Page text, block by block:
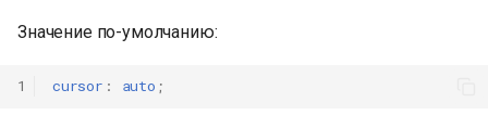
Значение по-умолчанию:
1 cursor : auto ;